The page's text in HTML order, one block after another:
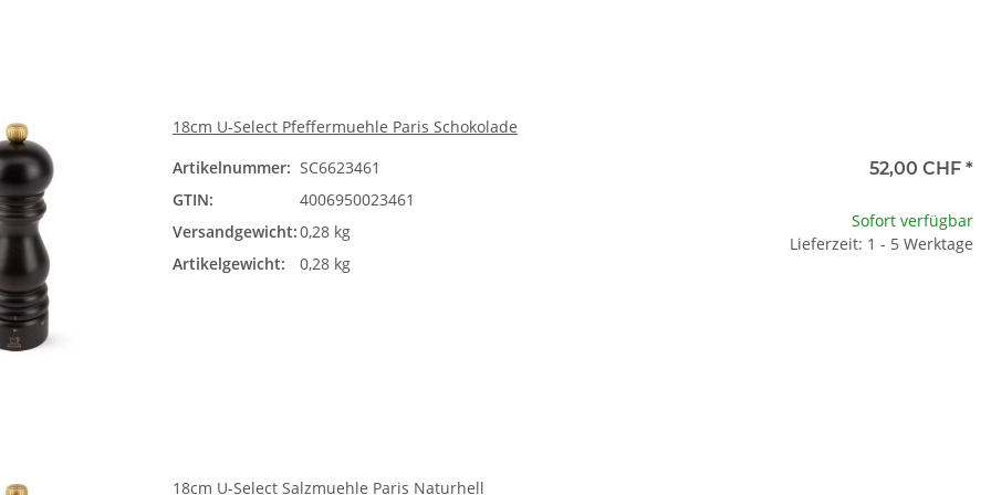
18cm U-Select Pfeffermuehle Paris Schokolade
Artikelnummer: SC6623461
GTIN:
4006950023461
Versandgewicht:0,28 kg
Artikelgewicht:
0,28 kg
52,00 CHF *
Sofort verfügbar
Lieferzeit: 1 - 5 Werktage
18cm U-Select Salzmuehle Paris Naturhell